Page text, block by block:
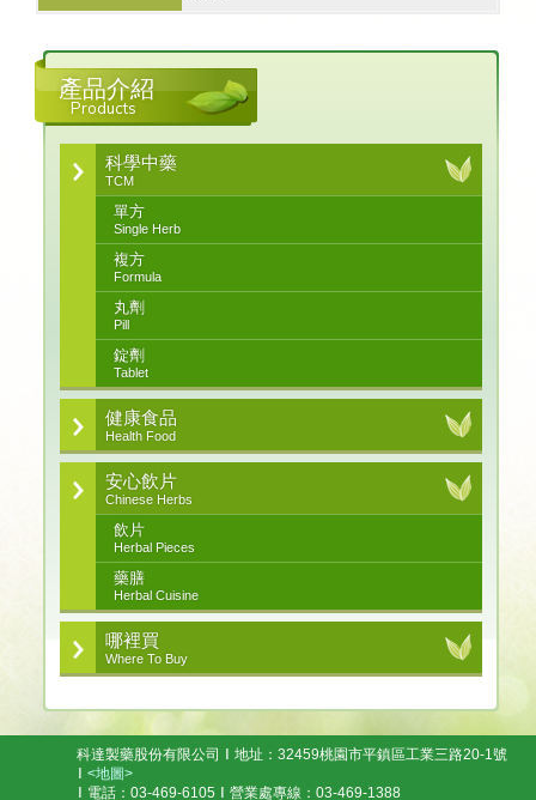
產品介紹
Products
科學中藥
TCM
單方
Single Herb
複方
Formula
丸劑
Pill
錠劑
Tablet
健康食品
Health Food
安心飲片
Chinese Herbs
飲片
Herbal Pieces
藥膳
Herbal Cuisine
哪裡買
Where To Buy
科達製藥股份有限公司
地址：32459桃園市平鎮區工業三路20-1號
<地圖>
電話：03-469-6105
營業處專線：03-469-1388